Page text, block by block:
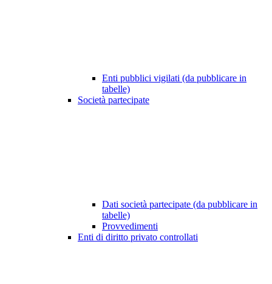
Enti pubblici vigilati (da pubblicare in
tabelle)
Società partecipate
Dati società partecipate (da pubblicare in
tabelle)
Provvedimenti
Enti di diritto privato controllati